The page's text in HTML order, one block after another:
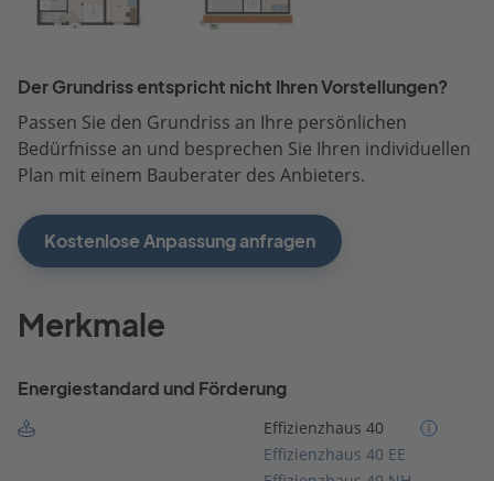
Der Grundriss entspricht nicht Ihren Vorstellungen?
Passen Sie den Grundriss an Ihre persönlichen
Bedürfnisse an und besprechen Sie Ihren individuellen
Plan mit einem Bauberater des Anbieters.
Kostenlose Anpassung anfragen
Merkmale
Energiestandard und Förderung
Effizienzhaus 40
Effizienzhaus 40 EE